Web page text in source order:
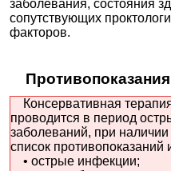
МИБС на Костюшко
21000₽
КДЦ МЕДСИ на Красной
Москва; ул. Красная Пресня,
+7(495..показать
22000-
заболевания, состояния
сопутствующих
факторов.
Противопоказания
Консервативная
проводится в период
заболеваний, при
список
• острые инфекции;